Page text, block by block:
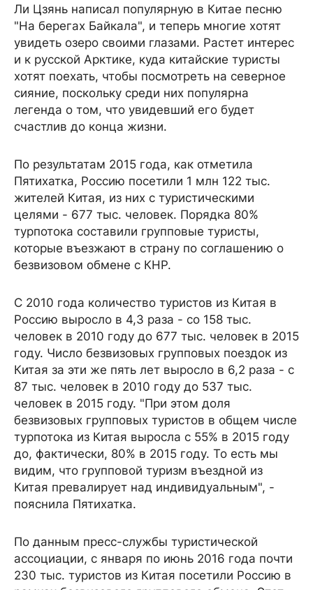
Ли Цзянь написал популярную в Китае песню
"На берегах Байкала", и теперь многие хотят
увидеть озеро своими глазами. Растет интерес
и к русской Арктике, куда китайские туристы
хотят поехать, чтобы посмотреть на северное
сияние, поскольку среди них популярна
легенда о том, что увидевший его будет
счастлив до конца жизни.
По результатам 2015 года, как отметила
Пятихатка, Россию посетили 1 млн 122 тыс.
жителей Китая, из них с туристическими
целями - 677 тыс. человек. Порядка 80%
турпотока составили групповые туристы,
которые въезжают в страну по соглашению о
безвизовом обмене с КНР.
С 2010 года количество туристов из Китая в
Россию выросло в 4,3 раза - со 158 тыс.
человек в 2010 году до 677 тыс. человек в 2015
году. Число безвизовых групповых поездок из
Китая за эти же пять лет выросло в 6,2 раза - с
87 тыс. человек в 2010 году до 537 тыс.
человек в 2015 году. "При этом доля
безвизовых групповых туристов в общем числе
турпотока из Китая выросла с 55% в 2015 году
до, фактически, 80% в 2015 году. То есть мы
видим, что групповой туризм въездной из
Китая превалирует над индивидуальным", -
пояснила Пятихатка.
По данным пресс-службы туристической
ассоциации, с января по июнь 2016 года почти
230 тыс. туристов из Китая посетили Россию в